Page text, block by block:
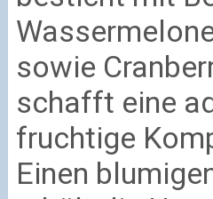
sowie
schafft eine
fruchtige
Einen